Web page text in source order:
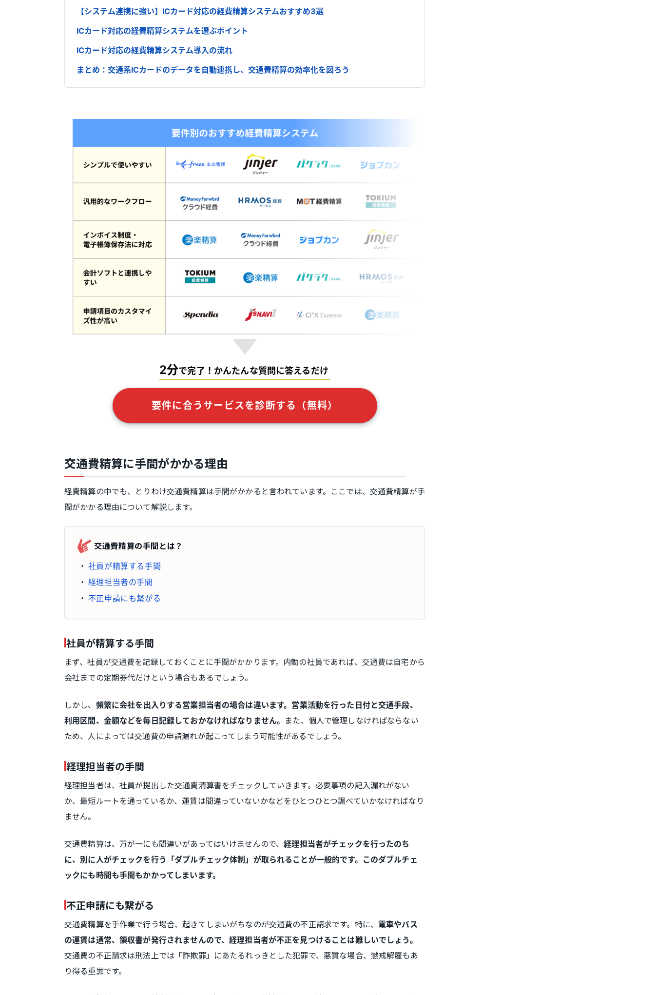
【システム連携に強い】ICカード対応の経費精算システムおすすめ3選
ICカード対応の経費精算システムを選ぶポイント
ICカード対応の経費精算システム導入の流れ
まとめ：交通系ICカードのデータを自動連携し、交通費精算の効率化を図ろう
2分で完了！かんたんな質問に答えるだけ
要件に合うサービスを診断する（無料）
交通費精算に手間がかかる理由
経費精算の中でも、とりわけ交通費精算は手間がかかると言われています。ここでは、交通費精算が手
間がかかる理由について解説します。
交通費精算の手間とは？
社員が精算する手間
経理担当者の手間
不正申請にも繋がる
社員が精算する手間
まず、社員が交通費を記録しておくことに手間がかかります。内勤の社員であれば、交通費は自宅から
会社までの定期券代だけという場合もあるでしょう。
しかし、 頻繁に会社を出入りする営業担当者の場合は違います。営業活動を行った日付と交通手段、
利用区間、金額などを毎日記録しておかなければなりません。
また、個人で管理しなければならない
ため、人によっては交通費の申請漏れが起こってしまう可能性があるでしょう。
経理担当者の手間
経理担当者は、社員が提出した交通費清算書をチェックしていきます。必要事項の記入漏れがない
か、最短ルートを通っているか、運賃は間違っていないかなどをひとつひとつ調べていかなければなり
ません。
交通費精算は、万が一にも間違いがあってはいけませんので、経理担当者がチェックを行ったのち
に、別に人がチェックを行う「ダブルチェック体制」が取られることが一般的です。このダブルチェ
ックにも時間も手間もかかってしまいます。
不正申請にも繋がる
交通費精算を手作業で行う場合、起きてしまいがちなのが交通費の不正請求です。特に、 電車やバス
の運賃は通常、領収書が発行されませんので、経理担当者が不正を見つけることは難しいでしょう。
交通費の不正請求は刑法上では「詐欺罪」にあたるれっきとした犯罪で、悪質な場合、懲戒解雇もあ
り得る重罪です。